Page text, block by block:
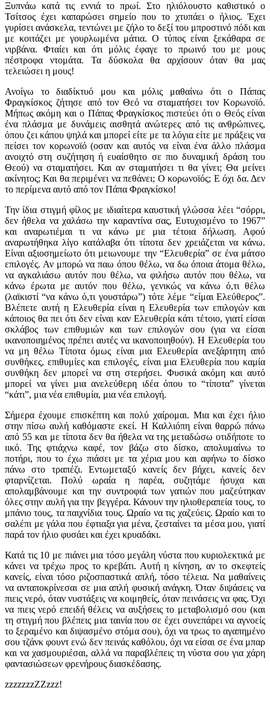
Ξυπνάω κατά τις εννιά το πρωί. Στο ηλιόλουστο καθιστικό ο
Τσίτσος έχει καπαρώσει σημείο που το χτυπάει ο ήλιος. Έχει
γυρίσει ανάσκελα, τεντώνει με ζήλο το δεξί του μπροστινό πόδι και
με κοιτάζει με γουρλωμένα μάτια. Ο τύπος είναι ξεκάθαρα σε
νιρβάνα. Φταίει και ότι μόλις έφαγε το πρωινό του με μους
πέστροφα ντομάτα. Τα δύσκολα θα αρχίσουν όταν θα μας
τελειώσει η μους!
Ανοίγω το διαδίκτυό μου και μόλις μαθαίνω ότι ο Πάπας
Φραγκίσκος ζήτησε από τον Θεό να σταματήσει τον Κορωνοϊό.
Μήπως ακόμη και ο Πάπας Φραγκίσκος πιστεύει ότι ο Θεός είναι
ένα πλάσμα με δυνάμεις αισθητά ανώτερες από τις ανθρώπινες,
όπου ζει κάπου ψηλά και μπορεί είτε με τα λόγια είτε με πράξεις να
πείσει τον κορωνοϊό (οσαν και αυτός να είναι ένα άλλο πλάσμα
ανοιχτό στη συζήτηση ή ευαίσθητο σε πιο δυναμική δράση του
Θεού) να σταματήσει. Και αν σταματήσει τι θα γίνει; Θα μείνει
ακίνητος; Και θα περιμένει να πεθάνει; Ο κορωνοϊός; Ε όχι δα. Δεν
το περίμενα αυτό από τον Πάπα Φραγκίσκο!
Την ίδια στιγμή φίλος με ιδιαίτερα καυστική γλώσσα λέει “σόρρι,
δεν ήθελα να χαλάσω την καραντίνα σας, Ευτυχισμένο το 1967”
και αναρωτιέμαι τι να κάνω με μια τέτοια δήλωση. Αφού
αναρωτήθηκα λίγο κατάλαβα ότι τίποτα δεν χρειάζεται να κάνω.
Είναι αξιοσημείωτο ότι μειωνουμε την “Ελευθερία” σε ένα μάτσο
επιλογές. Αν μπορώ να παω όπου θέλω, να δω όποια άτομα θέλω,
να αγκαλιάσω αυτόν που θέλω, να φιλήσω αυτόν που θέλω, να
κάνω έρωτα με αυτόν που θέλω, γενικώς να κάνω ό,τι θέλω
(λαϊκιστί “να κάνω ό,τι γουστάρω”) τότε λέμε “είμαι Ελεύθερος”.
Βλέπετε αυτή η Ελευθερία είναι η Ελευθερία των επιλογών και
κάποιος θα πει ότι δεν είναι καν Ελευθερία κάτι τέτοιο, γιατί είσαι
σκλάβος των επιθυμιών και των επιλογών σου (για να είσαι
ικανοποιημένος πρέπει αυτές να ικανοποιηθούν). Η Ελευθερία του
να μη θέλω Τίποτα όμως είναι μια Ελευθερία ανεξάρτητη από
συνθήκες, επιθυμίες και επιλογές, είναι μια Ελευθερία που καμία
συνθήκη δεν μπορεί να στη στερήσει. Φυσικά ακόμη και αυτό
μπορεί να γίνει μια ανελεύθερη ιδέα όπου το “τίποτα” γίνεται
“κάτι”, μια νέα επιθυμία, μια νέα επιλογή.
Σήμερα έχουμε επισκέπτη και πολύ χαίρομαι. Μια και έχει ήλιο
στην πίσω αυλή καθόμαστε εκεί. Η Καλλιόπη είναι θαρρώ πάνω
από 55 και με τίποτα δεν θα ήθελα να της μεταδώσω οτιδήποτε το
ιικό. Της φτιάχνω καφέ, τον βάζω στο δίσκο, απολυμαίνω το
ποτήρι, που το έχω πιάσει με τα χέρια μου και αφήνω το δίσκο
πάνω στο τραπέζι. Εντωμεταξύ κανείς δεν βήχει, κανείς δεν
φταρνίζεται. Πολύ ωραία η παρέα, συζητάμε ήσυχα και
απολαμβάνουμε και την συντροφιά των γατιών που μαζεύτηκαν
όλες στην αυλή για την βεγγέρα. Κάνουν την ηλιοθεραπεία τους, το
μπάνιο τους, τα παιχνίδια τους. Ωραίο να τις χαζεύεις. Ωραίο και το
σαλέπι με γάλα που έφτιαξα για μένα, ζεσταίνει τα μέσα μου, γιατί
παρά τον ήλιο φυσάει και έχει κρυαδάκι.
Κατά τις 10 με πιάνει μια τόσο μεγάλη νύστα που κυριολεκτικά με
κάνει να τρέχω προς το κρεβάτι. Αυτή η κίνηση, αν το σκεφτείς
κανείς, είναι τόσο ριζοσπαστικά απλή, τόσο τέλεια. Να μαθαίνεις
να ανταποκρίνεσαι σε μια απλή φυσική ανάγκη. Όταν διψάσεις να
πιεις νερό, όταν νυστάξεις να κοιμηθείς, όταν πεινάσεις να φας. Όχι
να πιεις νερό επειδή θέλεις να αυξήσεις το μεταβολισμό σου (και
τη στιγμή που βλέπεις μια ταινία που σε έχει συνεπάρει να αγνοείς
το ξεραμένο και διψασμένο στόμα σου), όχι να τρως το αγαπημένο
σου τζάνκ φουντ ενώ δεν πεινάς καθόλου, όχι να είσαι σε ένα μπαρ
και να χασμουριέσαι, αλλά να παραβλέπεις τη νύστα σου για χάρη
φαντασιώσεων φρενήρους διασκέδασης.
zzzzzzzZZzzz!